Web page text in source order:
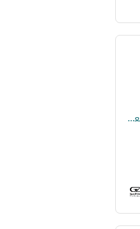
عرض إيجار عمارة سكنية استثمارية في مكة المكرمة - رقم العرض R568